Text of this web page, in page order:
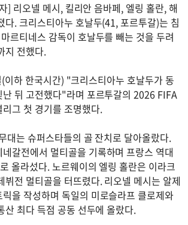
] 리오넬 메시, 킬리안 음바페, 엘링 홀란, 해
다. 크리스티아누 호날두(41, 포르투갈)는 침
르티네스 감독이 호날두를 빼는 것을 두려
지 전했다.
하 한국시간) "크리스티아누 호날두가 동
난 뒤 고전했다"라며 포르투갈의 2026 FIFA
그 첫 경기를 조명했다.
대는 슈퍼스타들의 골 잔치로 달아올랐다.
갈전에서 멀티골을 기록하며 프랑스 역대
올라섰다. 노르웨이의 엘링 홀란은 이라크
뷔전 멀티골을 터뜨렸다. 리오넬 메시는 알제
을 작성하며 독일의 미로슬라프 클로제와
산 최다 득점 공동 선두에 올랐다.